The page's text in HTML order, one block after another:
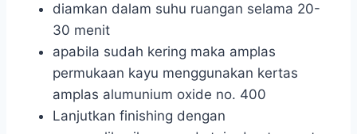
diamkan dalam suhu ruangan selama 20-
30 menit
apabila sudah kering maka amplas
permukaan kayu menggunakan kertas
amplas alumunium oxide no. 400
Lanjutkan finishing dengan